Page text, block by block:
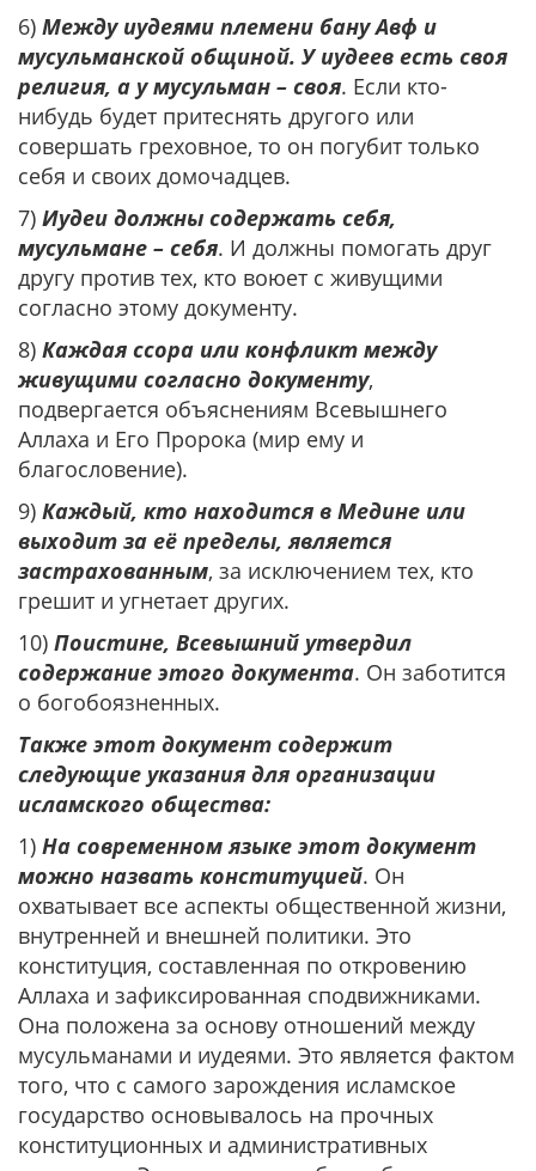
6) Между иудеями племени бану Авф и
мусульманской общиной. У иудеев есть своя
религия, а у мусульман – своя. Если кто-
нибудь будет притеснять другого или
совершать греховное, то он погубит только
себя и своих домочадцев.
7) Иудеи должны содержать себя,
мусульмане – себя. И должны помогать друг
другу против тех, кто воюет с живущими
согласно этому документу.
8) Каждая ссора или конфликт между
живущими согласно документу,
подвергается объяснениям Всевышнего
Аллаха и Его Пророка (мир ему и
благословение).
9) Каждый, кто находится в Медине или
выходит за её пределы, является
застрахованным, за исключением тех, кто
грешит и угнетает других.
10) Поистине, Всевышний утвердил
содержание этого документа. Он заботится
о богобоязненных.
Также этот документ содержит
следующие указания для организации
исламского общества:
1) На современном языке этот документ
можно назвать конституцией. Он
охватывает все аспекты общественной жизни,
внутренней и внешней политики. Это
конституция, составленная по откровению
Аллаха и зафиксированная сподвижниками.
Она положена за основу отношений между
мусульманами и иудеями. Это является фактом
того, что с самого зарождения исламское
государство основывалось на прочных
конституционных и административных